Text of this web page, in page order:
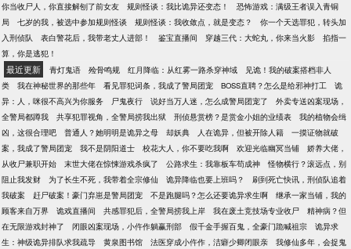
你当收尸人，你直接解刨了前女友
规则怪谈：我比诡异还变态！
恐怖游戏：满级王者误入青铜
局
七岁的我，被选中参加规则怪谈 规则怪谈：我收敛点，就是变态？
你一个天选罪犯，转头加
入刑侦队
表白警花后，我带老丈人进部！ 鉴宝直播间 穿越三代：大蛇丸，你来当火影
掐指一
算，你是逃犯！
最近更新 青灯鬼语 殓骨鸣规 红月降临：从红雾一路杀穿神域
见诡！我的破案搭档非人
类
我在神秘世界的那些年 看见罪犯词条，我成了警局团宠 BOSS直聘？怎么是给邪神打工
诡
异：人，咪很不高兴为你服务
尸鬼夜行 说好当万人迷，怎么成警局团宠了
外卖专送凶案现场，
全警局都蹲我
共享犯罪视角，全警局捞我出狱 刑侦悬赏榜？是赏金小姐的业绩表
我的植物会缉
凶，这很合理吧
普通人？她明明是诡异之母 却妖典 人在诡异，但被开除人籍
一摸证物就破
案，我成了警局团宠
我不是阴阳道士 校花大人，你不要吃我啊 欢迎光临幽冥当铺
娇养大佬，
从收尸兼职开始
末世大佬在惊悚游戏杀疯了 公路求生：我靠板车苟成神
怪物横行？滚远点，别
阻止我发财
为了长生不死，我带着全宗修仙 诡异降临也要上班吗？
刷到死亡快讯，刑侦队追着
我破案
赶尸破案！豪门弃崽是警局团宠 不是跑腿吗？怎么还要诡异求生啊
继承一家当铺，我的
顾客来自万界
诡戏直播间 共感罪犯后，全警局捞我上岸 我在废土竞技场专业收尸
精神病？但
在无限游戏封神了
闭眼凶案现场，小仵作躺赢刑部 假千金手握百鬼，全豪门跪喊祖宗
诡异求
生：神级诡异排队求我疏导
黄泉图书馆 法医穿成小仵作，洁癖少卿闭眼亲
我修仙多年，会捉鬼